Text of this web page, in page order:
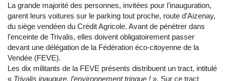
La grande majorité des personnes, invitées pour l’inauguration,
garent leurs voitures sur le parking tout proche, route d’Aizenay,
du siège vendéen du Crédit Agricole. Avant de pénétrer dans
l’enceinte de Trivalis, elles doivent obligatoirement passer
devant une délégation de la Fédération éco-citoyenne de la
Vendée (FEVE).
Les dix militants de la FEVE présents distribuent un tract, intitulé
« Trivalis inaugure, l’environnement trinque ! ». Sur ce tract